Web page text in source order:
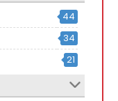
3
5
3
15
44
34
21